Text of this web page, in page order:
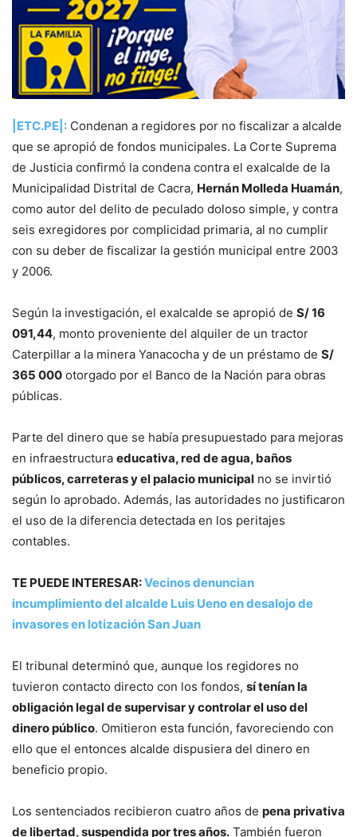
|ETC.PE|: Condenan a regidores por no fiscalizar a alcalde
que se apropió de fondos municipales. La Corte Suprema
de Justicia confirmó la condena contra el exalcalde de la
Municipalidad Distrital de Cacra, Hernán Molleda Huamán,
como autor del delito de peculado doloso simple, y contra
seis exregidores por complicidad primaria, al no cumplir
con su deber de fiscalizar la gestión municipal entre 2003
y 2006.
Según la investigación, el exalcalde se apropió de S/ 16
091,44, monto proveniente del alquiler de un tractor
Caterpillar a la minera Yanacocha y de un préstamo de S/
365 000 otorgado por el Banco de la Nación para obras
públicas.
Parte del dinero que se había presupuestado para mejoras
en infraestructura educativa, red de agua, baños
públicos, carreteras y el palacio municipal no se invirtió
según lo aprobado. Además, las autoridades no justificaron
el uso de la diferencia detectada en los peritajes
contables.
TE PUEDE INTERESAR:Vecinos denuncian
incumplimiento del alcalde Luis Ueno en desalojo de
invasores en lotización San Juan
El tribunal determinó que, aunque los regidores no
tuvieron contacto directo con los fondos, sí tenían la
obligación legal de supervisar y controlar el uso del
dinero público. Omitieron esta función, favoreciendo con
ello que el entonces alcalde dispusiera del dinero en
beneficio propio.
Los sentenciados recibieron cuatro años de pena privativa
de libertad, suspendida por tres años. También fueron